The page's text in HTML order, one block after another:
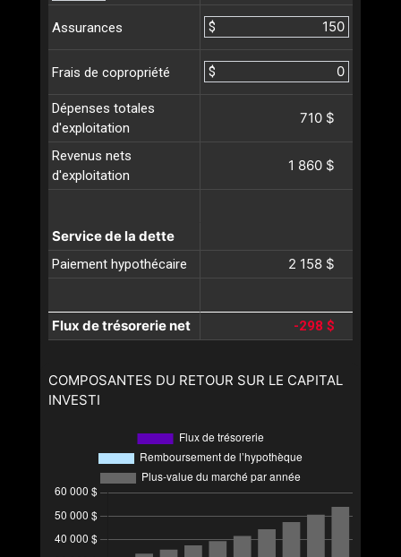
Assurances $
Frais de copropriété $
Dépenses totales
d'exploitation
710 $
Revenus nets
d'exploitation
1 860 $
Service de la dette
Paiement hypothécaire 2 158 $
Flux de trésorerie net -298 $
COMPOSANTES DU RETOUR SUR LE CAPITAL
INVESTI